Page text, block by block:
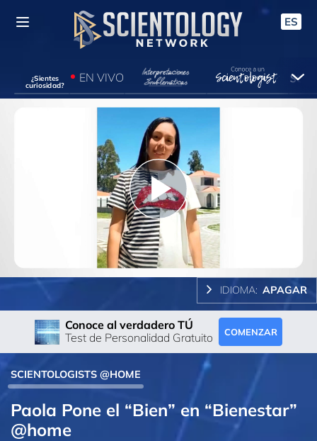
ES
¿Sientes
curiosidad?
EN VIVO
Play
Video
IDIOMA: APAGAR
Conoce al verdadero TÚ
Test de Personalidad Gratuito
COMENZAR
SCIENTOLOGISTS @HOME
Paola Pone el “Bien” en “Bienestar”
@home